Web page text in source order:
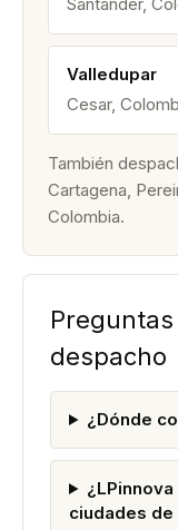
Valledupar
Cesar,
También
Cartagena,
Colombia.
despacho
¿Dónde
ciudades de